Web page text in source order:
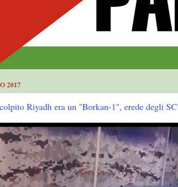
2017
Riyadh era un "Borkan-1", erede degli